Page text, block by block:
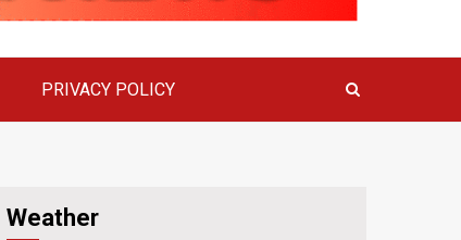
PRIVACY POLICY
Weather